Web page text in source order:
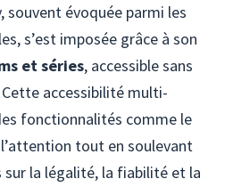
souvent évoquée parmi les
s’est imposée grâce à son
et séries, accessible sans
accessibilité multi-
fonctionnalités comme le
tout en soulevant
la légalité, la fiabilité et la